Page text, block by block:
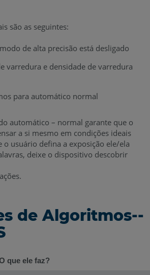
são as seguintes:
de alta precisão está desligado
varredura e densidade de varredura
para automático normal
automático – normal garante que o
a si mesmo em condições ideais
o usuário defina a exposição ele/ela
deixe o dispositivo descobrir
de Algoritmos--
que ele faz?